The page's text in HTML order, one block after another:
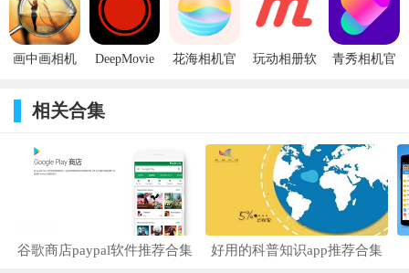
画中画相机
DeepMovie
花海相机官
玩动相册软
青秀相机官
相关合集
谷歌商店paypal软件推荐合集 好用的科普知识app推荐合集